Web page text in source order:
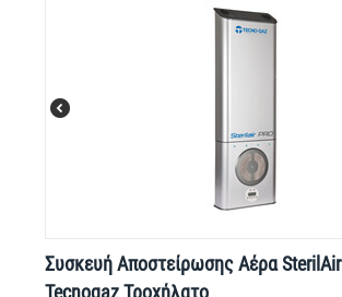
Συσκευή Αποστείρωσης Αέρα
Tecnogaz Τροχήλατο